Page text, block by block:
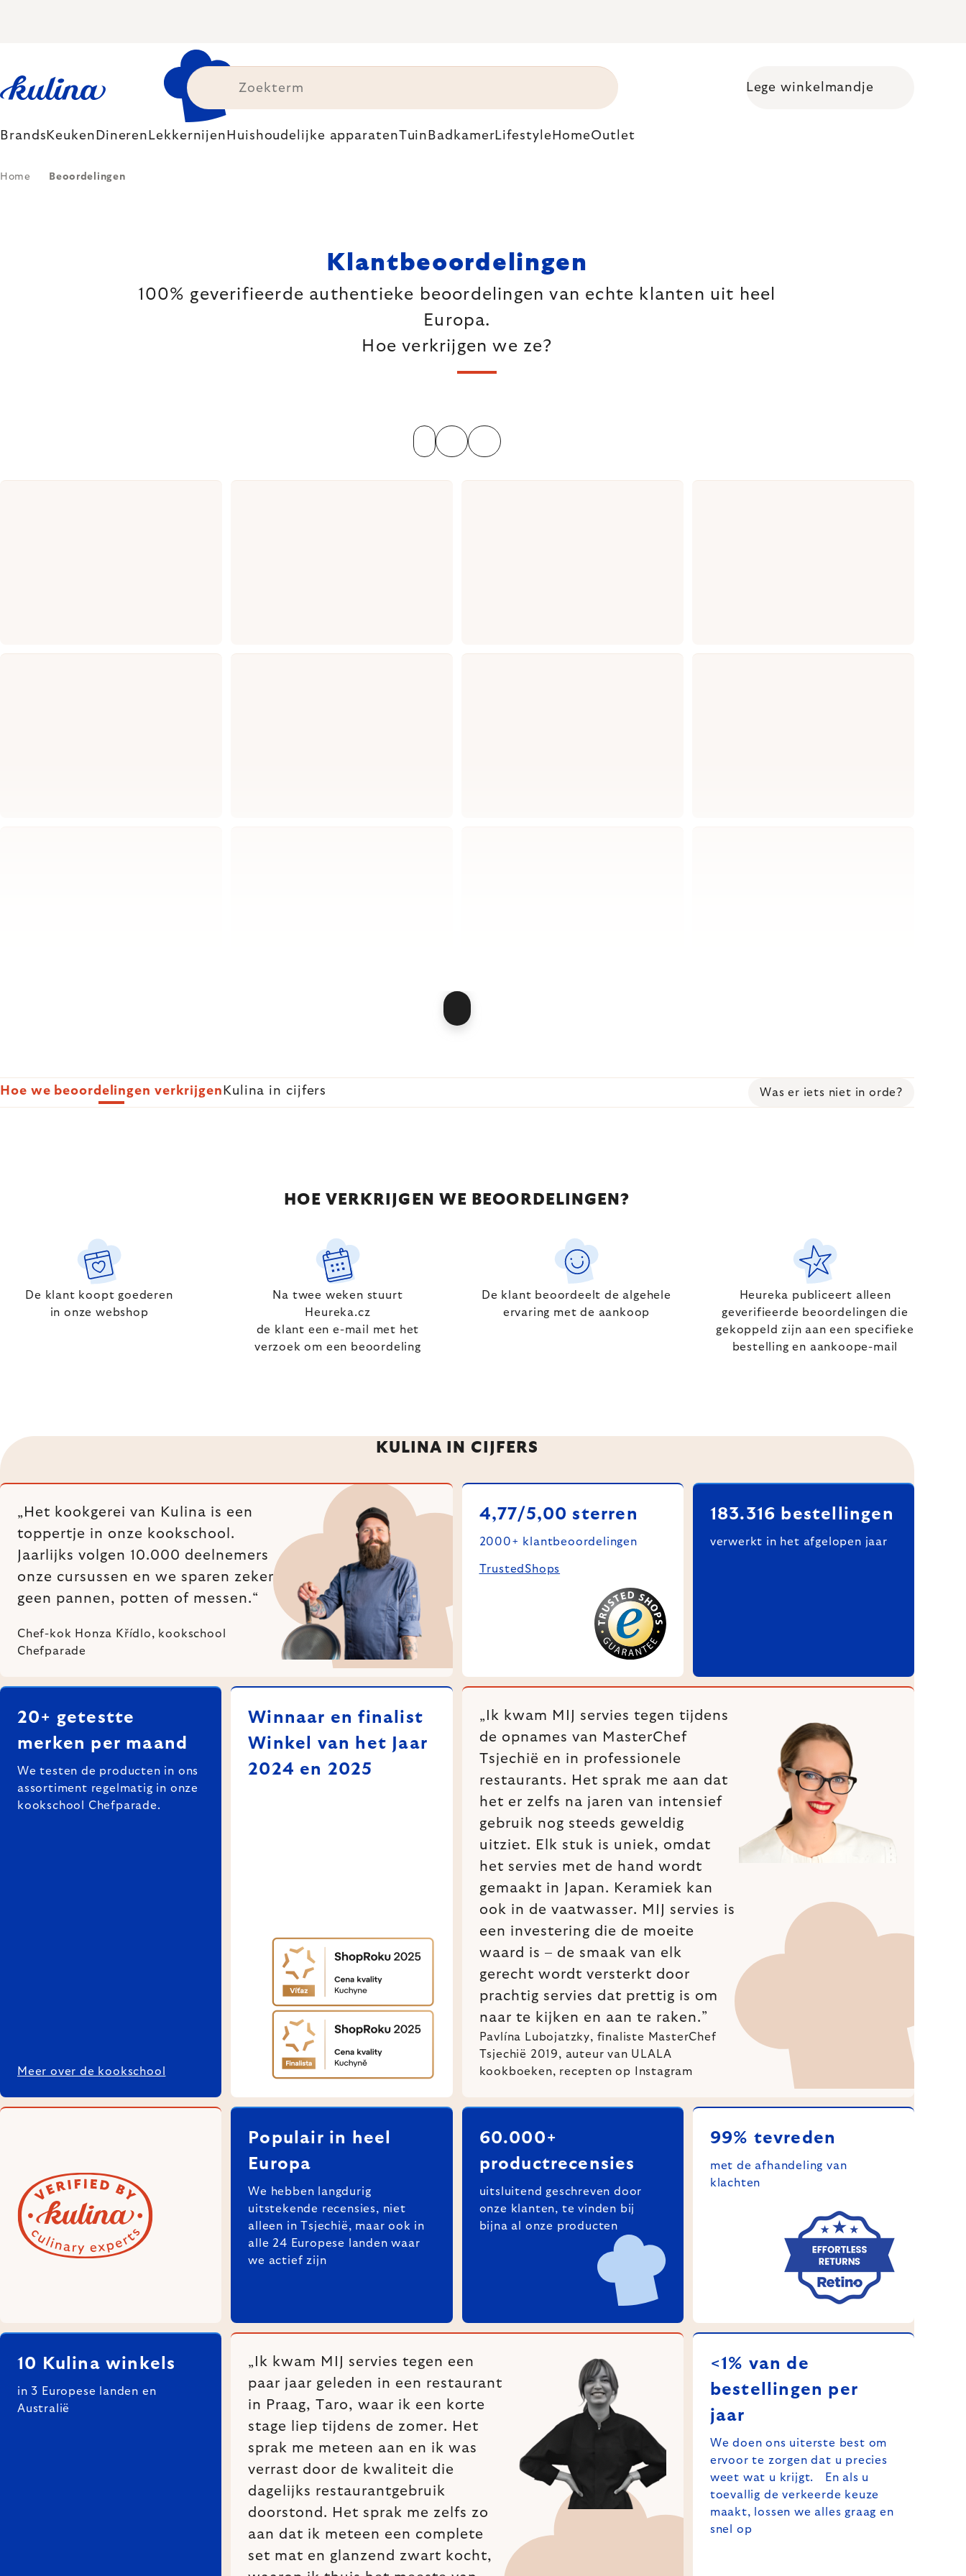
Shopping cart
Lege winkelmandje
Brands Keuken Dineren Lekkernijen Huishoudelijke apparatenTuin BadkamerLifestyle HomeOutlet
Home Beoordelingen
Klantbeoordelingen
100% geverifieerde authentieke beoordelingen van echte klanten uit heel
Europa.
Hoe verkrijgen we ze?
Hoe we beoordelingen verkrijgen Kulina in cijfers Was er iets niet in orde?
HOE VERKRIJGEN WE BEOORDELINGEN?
De klant koopt goederen
in onze webshop
Na twee weken stuurt
Heureka.cz
de klant een e-mail met het
verzoek om een beoordeling
De klant beoordeelt de algehele
ervaring met de aankoop
Heureka publiceert alleen
geverifieerde beoordelingen die
gekoppeld zijn aan een specifieke
bestelling en aankoope-mail
KULINA IN CIJFERS
„Het kookgerei van Kulina is een
toppertje in onze kookschool.
Jaarlijks volgen 10.000 deelnemers
onze cursussen en we sparen zeker
geen pannen, potten of messen.“
Chef-kok Honza Křídlo, kookschool
Chefparade
4,77/5,00 sterren
2000+ klantbeoordelingen
TrustedShops
183.316 bestellingen
verwerkt in het afgelopen jaar
20+ getestte
merken per maand
We testen de producten in ons
assortiment regelmatig in onze
kookschool Chefparade.
Meer over de kookschool
Winnaar en finalist
Winkel van het Jaar
2024 en 2025
„Ik kwam MIJ servies tegen tijdens
de opnames van MasterChef
Tsjechië en in professionele
restaurants. Het sprak me aan dat
het er zelfs na jaren van intensief
gebruik nog steeds geweldig
uitziet. Elk stuk is uniek, omdat
het servies met de hand wordt
gemaakt in Japan. Keramiek kan
ook in de vaatwasser. MIJ servies is
een investering die de moeite
waard is – de smaak van elk
gerecht wordt versterkt door
prachtig servies dat prettig is om
naar te kijken en aan te raken.”
Pavlína Lubojatzky, finaliste MasterChef
Tsjechië 2019, auteur van ULALA
kookboeken, recepten op Instagram
Populair in heel
Europa
We hebben langdurig
uitstekende recensies, niet
alleen in Tsjechië, maar ook in
alle 24 Europese landen waar
we actief zijn
60.000+
productrecensies
uitsluitend geschreven door
onze klanten, te vinden bij
bijna al onze producten
99% tevreden
met de afhandeling van
klachten
10 Kulina winkels
in 3 Europese landen en
Australië
„Ik kwam MIJ servies tegen een
paar jaar geleden in een restaurant
in Praag, Taro, waar ik een korte
stage liep tijdens de zomer. Het
sprak me meteen aan en ik was
verrast door de kwaliteit die
dagelijks restaurantgebruik
doorstond. Het sprak me zelfs zo
aan dat ik meteen een complete
set mat en glanzend zwart kocht,
<1% van de
bestellingen per
jaar
We doen ons uiterste best om
ervoor te zorgen dat u precies
weet wat u krijgt. En als u
toevallig de verkeerde keuze
maakt, lossen we alles graag en
snel op